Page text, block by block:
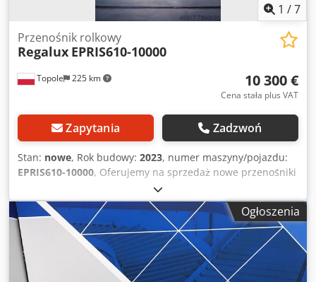
1 /7
Topole 225 km
Przenośnik rolkowy
Regalux EPRIS610-10000
10 300 €
Cena stała plus VAT
Zapytania Zadzwoń
Stan: nowe, Rok budowy: 2023, numer maszyny/pojazdu:
EPRIS610-10000, Oferujemy na sprzedaż nowe przenośniki
rolkowe nożycowe z czujnikami. Szerokość rolki: 610 mm
Długość wsunięta: 3900 mm Długość wysunięta: 10000mm
Wysokość 690-1000mm Nośność 130kg/m Dostępna ilość:
14 sztuk Inne długości dostępne z magazynu. Prosimy o
kontakt w przypadku zainteresowania Dkodpfx Aqeix I
Inoisr Wysyłka na cały świat
Ogłoszenia